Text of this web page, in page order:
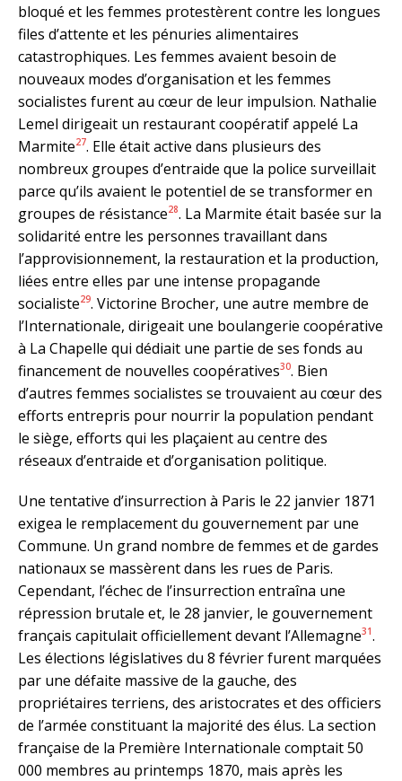
bloqué et les femmes protestèrent contre les longues
files d’attente et les pénuries alimentaires
catastrophiques. Les femmes avaient besoin de
nouveaux modes d’organisation et les femmes
socialistes furent au cœur de leur impulsion. Nathalie
Lemel dirigeait un restaurant coopératif appelé La
Marmite27. Elle était active dans plusieurs des
nombreux groupes d’entraide que la police surveillait
parce qu’ils avaient le potentiel de se transformer en
groupes de résistance28. La Marmite était basée sur la
solidarité entre les personnes travaillant dans
l’approvisionnement, la restauration et la production,
liées entre elles par une intense propagande
socialiste29. Victorine Brocher, une autre membre de
l’Internationale, dirigeait une boulangerie coopérative
à La Chapelle qui dédiait une partie de ses fonds au
financement de nouvelles coopératives30. Bien
d’autres femmes socialistes se trouvaient au cœur des
efforts entrepris pour nourrir la population pendant
le siège, efforts qui les plaçaient au centre des
réseaux d’entraide et d’organisation politique.
Une tentative d’insurrection à Paris le 22 janvier 1871
exigea le remplacement du gouvernement par une
Commune. Un grand nombre de femmes et de gardes
nationaux se massèrent dans les rues de Paris.
Cependant, l’échec de l’insurrection entraîna une
répression brutale et, le 28 janvier, le gouvernement
français capitulait officiellement devant l’Allemagne31.
Les élections législatives du 8 février furent marquées
par une défaite massive de la gauche, des
propriétaires terriens, des aristocrates et des officiers
de l’armée constituant la majorité des élus. La section
française de la Première Internationale comptait 50
000 membres au printemps 1870, mais après les